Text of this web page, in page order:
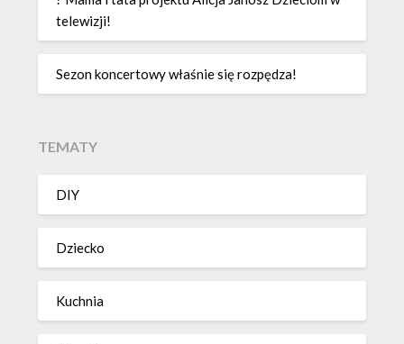
telewizji!
Sezon koncertowy właśnie się rozpędza!
TEMATY
DIY
Dziecko
Kuchnia